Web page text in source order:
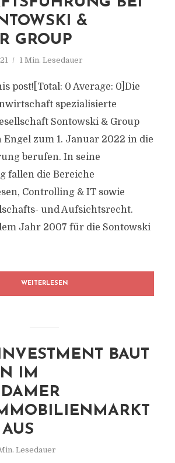
&
GROUP
1 Min. Lesedauer
post![Total: 0 Average: 0]Die
spezialisierte
Sontowski & Group
zum 1. Januar 2022 in die
berufen. In seine
fallen die Bereiche
Controlling & IT sowie
und Aufsichtsrecht.
Jahr 2007 für die Sontowski
WEITERLESEN
BAUT
IM
Lesedauer